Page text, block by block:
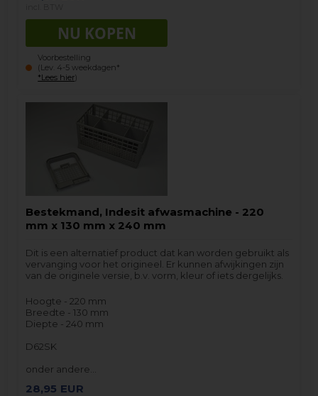
Voorbestelling
(Lev. 4-5 weekdagen*
*Lees hier)
Bestekmand, Indesit afwasmachine - 220
mm x 130 mm x 240 mm
Dit is een alternatief product dat kan worden gebruikt als
vervanging voor het origineel. Er kunnen afwijkingen zijn
van de originele versie, b.v. vorm, kleur of iets dergelijks.
Hoogte - 220 mm
Breedte - 130 mm
Diepte - 240 mm
D62SK
onder andere…
28,95 EUR